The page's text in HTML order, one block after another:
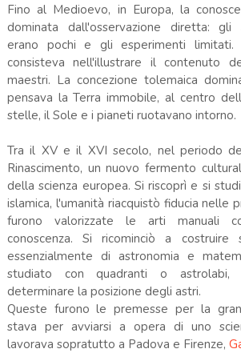
Fino al Medioevo, in Europa, la
dominata dall'osservazione diretta: gli
erano pochi e gli esperimenti limitati.
consisteva nell'illustrare il contenuto
maestri. La concezione tolemaica
pensava la Terra immobile, al centro
stelle, il Sole e i pianeti ruotavano intorno.
Tra il XV e il XVI secolo, nel periodo
Rinascimento, un nuovo fermento
della scienza europea. Si riscoprì e si
islamica, l'umanità riacquistò fiducia nelle
furono valorizzate le arti manuali
conoscenza. Si ricominciò a costruire
essenzialmente di astronomia e
studiato con quadranti o astrolabi,
determinare la posizione degli astri.
Queste furono le premesse per la
stava per avviarsi a opera di uno
lavorava sopratutto a Padova e Firenze,